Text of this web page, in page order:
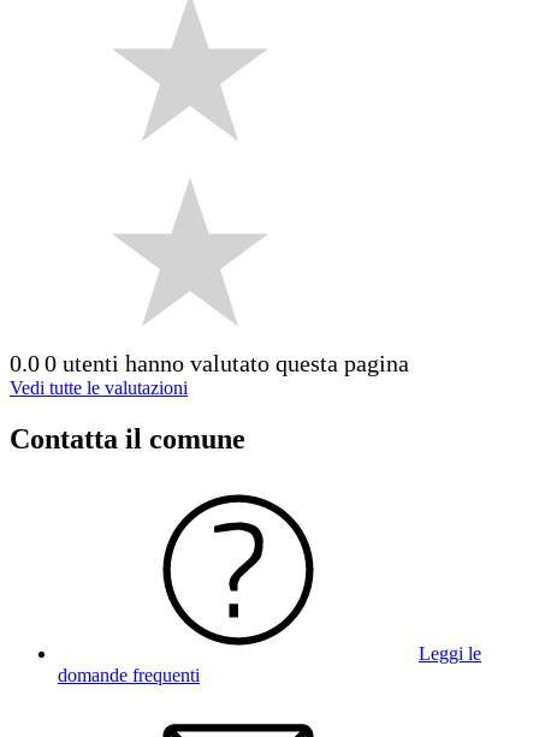
0.00 utenti hanno valutato questa pagina
Vedi tutte le valutazioni
Contatta il comune
Leggi le
domande frequenti